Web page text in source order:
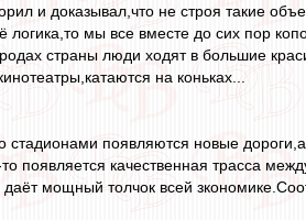
и доказывал,что не строя такие
логика,то мы все вместе до сих пор
страны люди ходят в большие
на коньках...
стадионами появляются новые
появляется качественная трасса
мощный толчок всей